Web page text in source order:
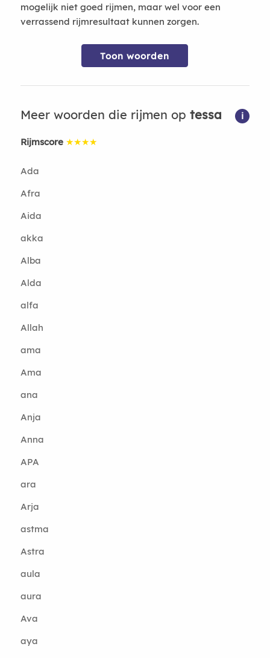
mogelijk niet goed rijmen, maar wel voor een
verrassend rijmresultaat kunnen zorgen.
Toon woorden
Meer woorden die rijmen op tessa i
Rijmscore ★★★★
Ada
Afra
Aida
akka
Alba
Alda
alfa
Allah
ama
Ama
ana
Anja
Anna
APA
ara
Arja
astma
Astra
aula
aura
Ava
aya